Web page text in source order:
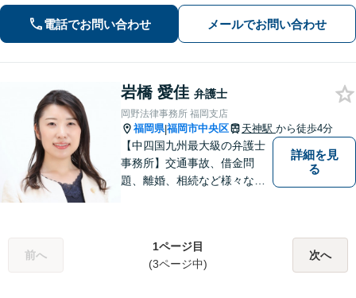
寄り添い、納得して次の一歩を踏み出
せるよう全力でサポートします【夜
間・休日相談可】【電話・WEB面談
可】
電話でお問い合わせ メールでお問い合わせ
岩橋 愛佳 弁護士
岡野法律事務所 福岡支店
福岡県|福岡市中央区 天神駅 から徒歩4分
【中四国九州最大級の弁護士
事務所】交通事故、借金問
題、離婚、相続など様々な問
詳細を見
る
前へ
1ページ目
(3ページ中)
次へ